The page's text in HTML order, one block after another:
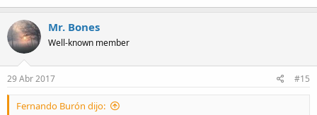
Mr. Bones
Well-known member
29 Abr 2017 #15
Fernando Burón dijo: